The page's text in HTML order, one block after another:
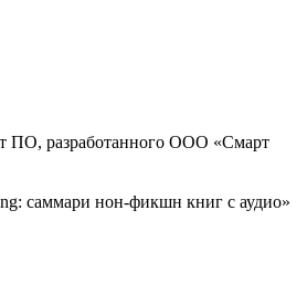
ПО, разработанного ООО «Смарт
саммари нон-фикшн книг с аудио»